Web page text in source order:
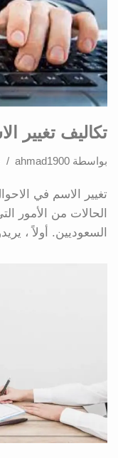
تكاليف تغيير
بواسطة ahmad1900
تغيير الاسم في
الحالات من الأمور
السعوديين. أولاً ،